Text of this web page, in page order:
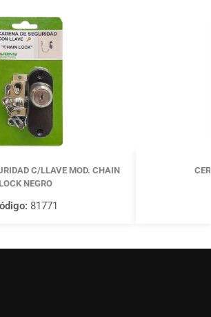
C/LLAVE MOD. CHAIN
LOCK NEGRO
81771